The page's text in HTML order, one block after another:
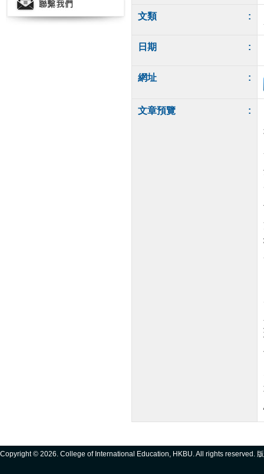
文類 :
日期 :
網址 :
文章預覽 :
Copyright © 2026. College of International Education, HKBU. All rights reserved.